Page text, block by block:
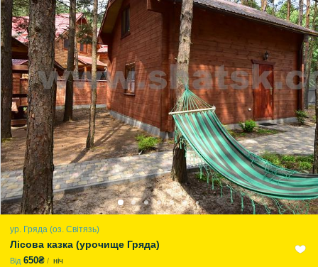
ур. Гряда (оз. Світязь)
Лісова казка (урочище Гряда)
Від 650₴ ніч